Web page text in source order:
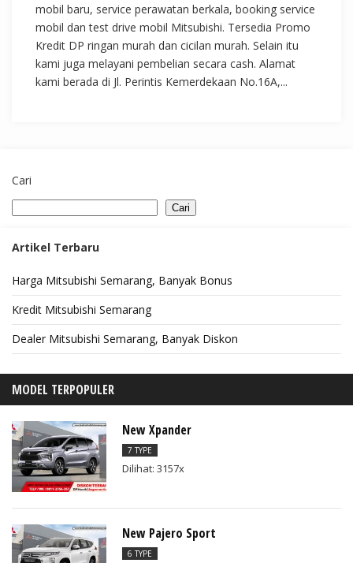
mobil baru, service perawatan berkala, booking service
mobil dan test drive mobil Mitsubishi. Tersedia Promo
Kredit DP ringan murah dan cicilan murah. Selain itu
kami juga melayani pembelian secara cash. Alamat
kami berada di Jl. Perintis Kemerdekaan No.16A,...
Cari
Cari
Artikel Terbaru
Harga Mitsubishi Semarang, Banyak Bonus
Kredit Mitsubishi Semarang
Dealer Mitsubishi Semarang, Banyak Diskon
MODEL TERPOPULER
New Xpander
7 TYPE
Dilihat: 3157x
New Pajero Sport
6 TYPE